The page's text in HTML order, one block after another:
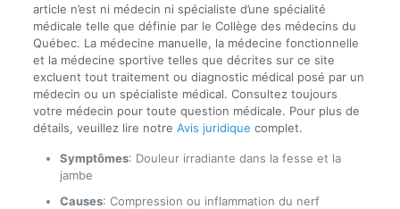
article n’est ni médecin ni spécialiste d’une spécialité
médicale telle que définie par le Collège des médecins du
Québec. La médecine manuelle, la médecine fonctionnelle
et la médecine sportive telles que décrites sur ce site
excluent tout traitement ou diagnostic médical posé par un
médecin ou un spécialiste médical. Consultez toujours
votre médecin pour toute question médicale. Pour plus de
détails, veuillez lire notre Avis juridique complet.
Symptômes: Douleur irradiante dans la fesse et la
jambe
Causes: Compression ou inflammation du nerf